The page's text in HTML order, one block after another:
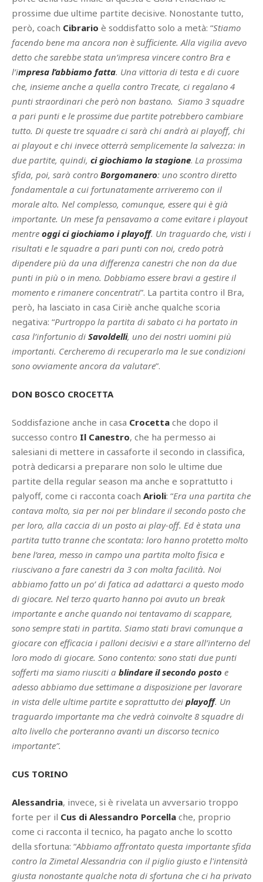
prossime due ultime partite decisive. Nonostante tutto,
però, coach Cibrario è soddisfatto solo a metà: “Stiamo
facendo bene ma ancora non è sufficiente. Alla vigilia avevo
detto che sarebbe stata un’impresa vincere contro Bra e
l’impresa l’abbiamo fatta. Una vittoria di testa e di cuore
che, insieme anche a quella contro Trecate, ci regalano 4
punti straordinari che però non bastano. Siamo 3 squadre
a pari punti e le prossime due partite potrebbero cambiare
tutto. Di queste tre squadre ci sarà chi andrà ai playoff, chi
ai playout e chi invece otterrà semplicemente la salvezza: in
due partite, quindi, ci giochiamo la stagione. La prossima
sfida, poi, sarà contro Borgomanero: uno scontro diretto
fondamentale a cui fortunatamente arriveremo con il
morale alto. Nel complesso, comunque, essere qui è già
importante. Un mese fa pensavamo a come evitare i playout
mentre oggi ci giochiamo i playoff. Un traguardo che, visti i
risultati e le squadre a pari punti con noi, credo potrà
dipendere più da una differenza canestri che non da due
punti in più o in meno. Dobbiamo essere bravi a gestire il
momento e rimanere concentrati”. La partita contro il Bra,
però, ha lasciato in casa Ciriè anche qualche scoria
negativa: “Purtroppo la partita di sabato ci ha portato in
casa l’infortunio di Savoldelli, uno dei nostri uomini più
importanti. Cercheremo di recuperarlo ma le sue condizioni
sono ovviamente ancora da valutare”.
DON BOSCO CROCETTA
Soddisfazione anche in casa Crocetta che dopo il
successo contro Il Canestro, che ha permesso ai
salesiani di mettere in cassaforte il secondo in classifica,
potrà dedicarsi a preparare non solo le ultime due
partite della regular season ma anche e soprattutto i
palyoff, come ci racconta coach Arioli: “Era una partita che
contava molto, sia per noi per blindare il secondo posto che
per loro, alla caccia di un posto ai play-off. Ed è stata una
partita tutto tranne che scontata: loro hanno protetto molto
bene l’area, messo in campo una partita molto fisica e
riuscivano a fare canestri da 3 con molta facilità. Noi
abbiamo fatto un po’ di fatica ad adattarci a questo modo
di giocare. Nel terzo quarto hanno poi avuto un break
importante e anche quando noi tentavamo di scappare,
sono sempre stati in partita. Siamo stati bravi comunque a
giocare con efficacia i palloni decisivi e a stare all’interno del
loro modo di giocare. Sono contento: sono stati due punti
sofferti ma siamo riusciti a blindare il secondo posto e
adesso abbiamo due settimane a disposizione per lavorare
in vista delle ultime partite e soprattutto dei playoff. Un
traguardo importante ma che vedrà coinvolte 8 squadre di
alto livello che porteranno avanti un discorso tecnico
importante”.
CUS TORINO
Alessandria, invece, si è rivelata un avversario troppo
forte per il Cus di Alessandro Porcella che, proprio
come ci racconta il tecnico, ha pagato anche lo scotto
della sfortuna: “Abbiamo affrontato questa importante sfida
contro la Zimetal Alessandria con il piglio giusto e l'intensità
giusta nonostante qualche nota di sfortuna che ci ha privato